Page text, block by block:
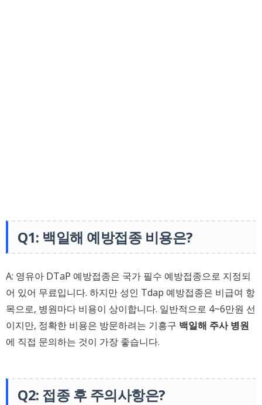
Q1: 백일해 예방접종 비용은?
A: 영유아 DTaP 예방접종은 국가 필수 예방접종으로 지정되
어 있어 무료입니다. 하지만 성인 Tdap 예방접종은 비급여 항
목으로, 병원마다 비용이 상이합니다. 일반적으로 4~6만원 선
이지만, 정확한 비용은 방문하려는 기흥구 백일해 주사 병원
에 직접 문의하는 것이 가장 좋습니다.
Q2: 접종 후 주의사항은?